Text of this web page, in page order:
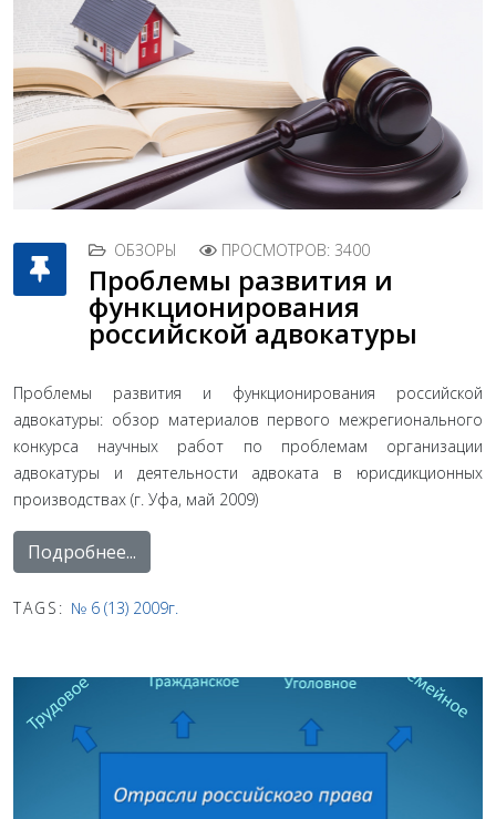
ОБЗОРЫ ПРОСМОТРОВ: 3400
Проблемы развития и
функционирования
российской адвокатуры
Проблемы развития и функционирования российской
адвокатуры: обзор материалов первого межрегионального
конкурса научных работ по проблемам организации
адвокатуры и деятельности адвоката в юрисдикционных
производствах (г. Уфа, май 2009)
Подробнее...
TAGS: № 6 (13) 2009г.